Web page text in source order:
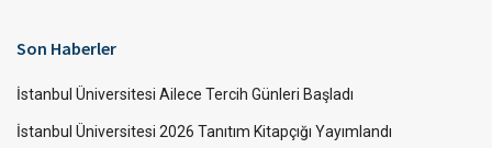
Son Haberler
İstanbul Üniversitesi Ailece Tercih Günleri Başladı
İstanbul Üniversitesi 2026 Tanıtım Kitapçığı Yayımlandı